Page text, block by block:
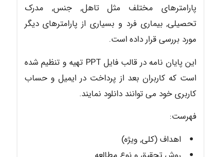
پارامترهای مختلف مثل تاهل, جنس, مدرک
تحصیلی, بیماری فرد و بسیاری از پارامترهای دیگر
مورد بررسی قرار داده است.
این پایان نامه در قالب فایل PPT تهیه و تنظیم شده
است که کاربران بعد از پرداخت در ایمیل و حساب
کاربری خود می توانند دانلود نمایند.
فهرست:
اهداف (کلی, ویژه)